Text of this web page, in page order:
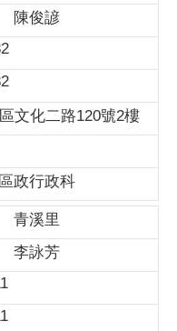
陳俊諺
文化二路120號2樓
區政行政科
青溪里
李詠芳